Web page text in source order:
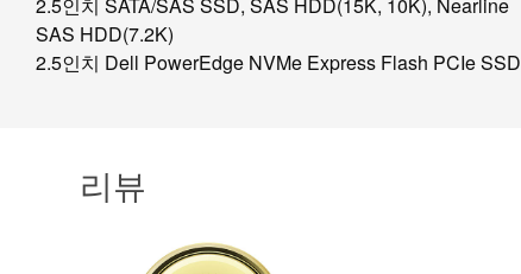
SAS HDD(7.2K)
2.5인치 Dell PowerEdge NVMe Express Flash PCIe SSD
리뷰